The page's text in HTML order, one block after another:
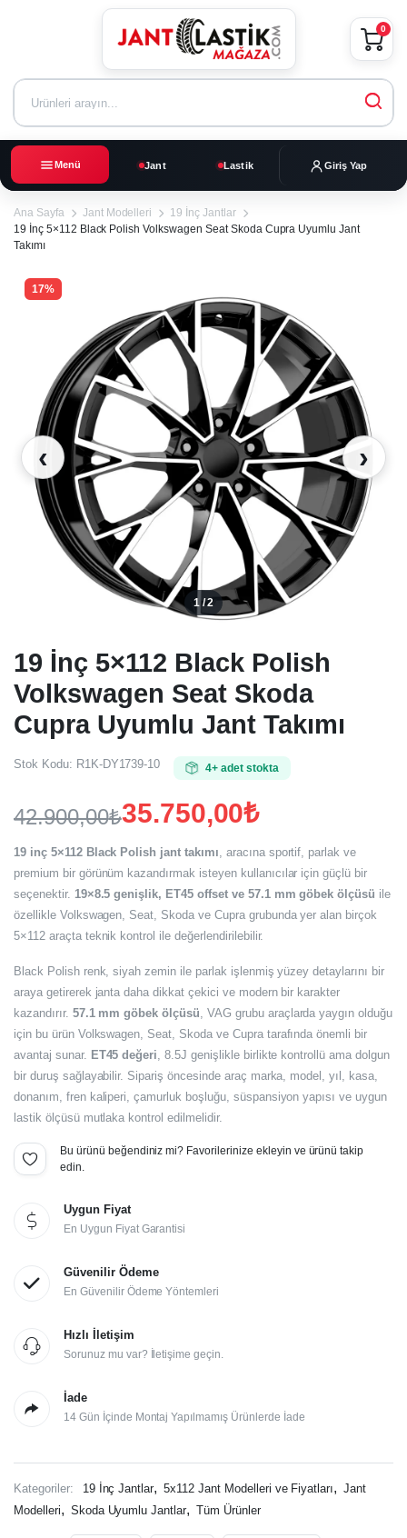
Menü Jant Lastik Giriş Yap
0
Ana Sayfa Jant Modelleri
19 İnç Jantlar
19 İnç 5×112 Black Polish Volkswagen Seat Skoda Cupra Uyumlu Jant
Takımı
17%
‹
1 / 2
›
19 İnç 5×112 Black Polish
Volkswagen Seat Skoda
Cupra Uyumlu Jant Takımı
Stok Kodu: R1K-DY1739-10 4+ adet stokta
42.900,00₺
Orijinal
fiyat:
42.900,00₺.
35.750,00₺
Şu
andaki
fiyat:
35.750,00₺.
19 inç 5×112 Black Polish jant takımı, aracına sportif, parlak ve
premium bir görünüm kazandırmak isteyen kullanıcılar için güçlü bir
seçenektir. 19×8.5 genişlik, ET45 offset ve 57.1 mm göbek ölçüsü ile
özellikle Volkswagen, Seat, Skoda ve Cupra grubunda yer alan birçok
5×112 araçta teknik kontrol ile değerlendirilebilir.
Black Polish renk, siyah zemin ile parlak işlenmiş yüzey detaylarını bir
araya getirerek janta daha dikkat çekici ve modern bir karakter
kazandırır. 57.1 mm göbek ölçüsü, VAG grubu araçlarda yaygın olduğu
için bu ürün Volkswagen, Seat, Skoda ve Cupra tarafında önemli bir
avantaj sunar. ET45 değeri, 8.5J genişlikle birlikte kontrollü ama dolgun
bir duruş sağlayabilir. Sipariş öncesinde araç marka, model, yıl, kasa,
donanım, fren kaliperi, çamurluk boşluğu, süspansiyon yapısı ve uygun
lastik ölçüsü mutlaka kontrol edilmelidir.
Bu ürünü beğendiniz mi? Favorilerinize ekleyin ve ürünü takip
edin.
Uygun Fiyat
En Uygun Fiyat Garantisi
Güvenilir Ödeme
En Güvenilir Ödeme Yöntemleri
Hızlı İletişim
Sorunuz mu var? İletişime geçin.
İade
14 Gün İçinde Montaj Yapılmamış Ürünlerde İade
Kategoriler: 19 İnç Jantlar, 5x112 Jant Modelleri ve Fiyatları, Jant
Modelleri, Skoda Uyumlu Jantlar, Tüm Ürünler